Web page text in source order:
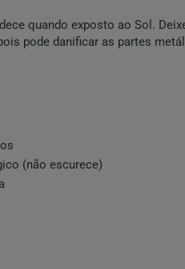
quando exposto ao Sol.
pode danificar as partes
(não escurece)